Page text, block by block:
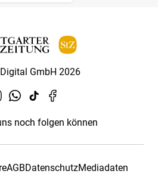
GmbH 2026
noch folgen können
AGBDatenschutzMediadaten